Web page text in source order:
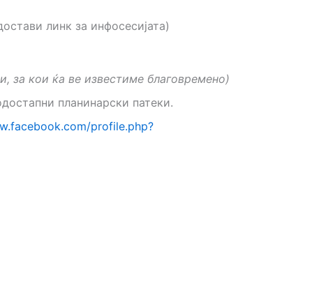
линк за инфосесијата)
за кои ќа ве известиме благовремено)
планинарски патеки.
profile.php?